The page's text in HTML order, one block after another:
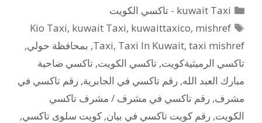
التصنيفات
kuwait Taxi - تاكسي الكويت
الوسوم
Kio Taxi, kuwait Taxi, kuwaittaxico, mishref
Taxi, Taxi In Kuwait, taxi mishref
, بمحافظة حولي,
تاكسي الرميثيةكويت, تاكسي الكويت, تاكسي ضاحية
مبارك العبد الله, رقم تاكسي في الجابرية, رقم تاكسي في
مشرف, رقم تاكسي في مشرف / مشرف تاكسي
الكويت, رقم كويت تاكسي في بيان, كويت سلوى تاكسي,